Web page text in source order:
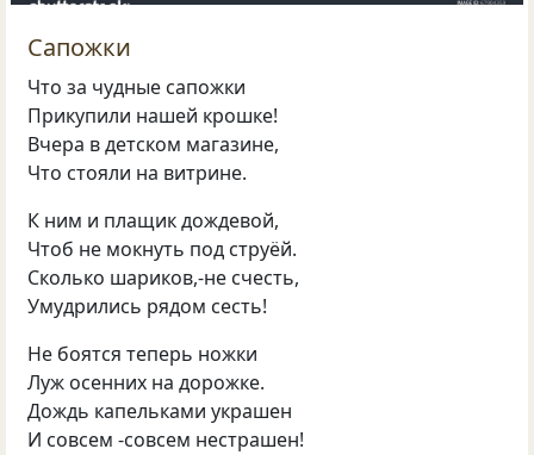
Сапожки
Что за чудные сапожки
Прикупили нашей крошке!
Вчера в детском магазине,
Что стояли на витрине.
К ним и плащик дождевой,
Чтоб не мокнуть под струёй.
Сколько шариков,-не счесть,
Умудрились рядом сесть!
Не боятся теперь ножки
Луж осенних на дорожке.
Дождь капельками украшен
И совсем -совсем нестрашен!